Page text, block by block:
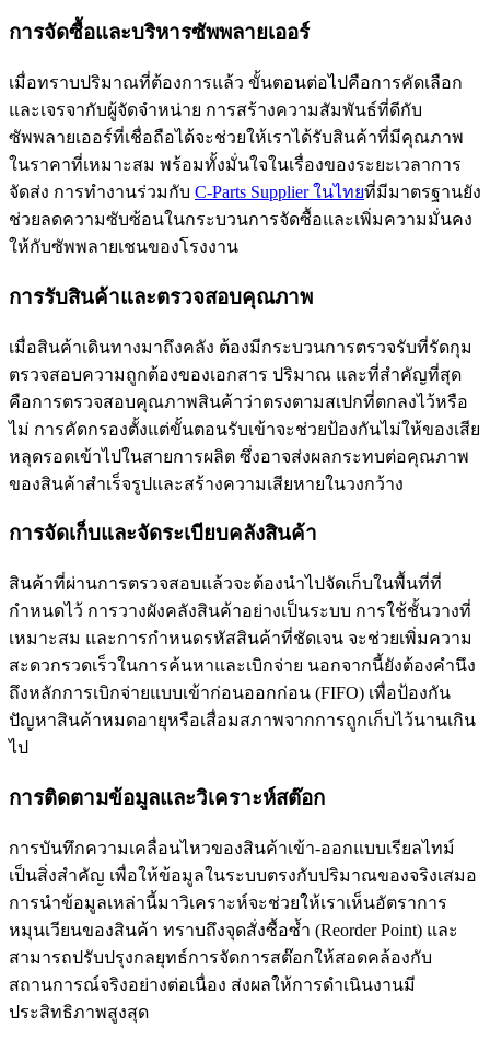
การจัดซื้อและบริหารซัพพลายเออร์
เมื่อทราบปริมาณที่ต้องการแล้ว ขั้นตอนต่อไปคือการคัดเลือก
และเจรจากับผู้จัดจำหน่าย การสร้างความสัมพันธ์ที่ดีกับ
ซัพพลายเออร์ที่เชื่อถือได้จะช่วยให้เราได้รับสินค้าที่มีคุณภาพ
ในราคาที่เหมาะสม พร้อมทั้งมั่นใจในเรื่องของระยะเวลาการ
จัดส่ง การทำงานร่วมกับ C-Parts Supplier ในไทยที่มีมาตรฐานยัง
ช่วยลดความซับซ้อนในกระบวนการจัดซื้อและเพิ่มความมั่นคง
ให้กับซัพพลายเชนของโรงงาน
การรับสินค้าและตรวจสอบคุณภาพ
เมื่อสินค้าเดินทางมาถึงคลัง ต้องมีกระบวนการตรวจรับที่รัดกุม
ตรวจสอบความถูกต้องของเอกสาร ปริมาณ และที่สำคัญที่สุด
คือการตรวจสอบคุณภาพสินค้าว่าตรงตามสเปกที่ตกลงไว้หรือ
ไม่ การคัดกรองตั้งแต่ขั้นตอนรับเข้าจะช่วยป้องกันไม่ให้ของเสีย
หลุดรอดเข้าไปในสายการผลิต ซึ่งอาจส่งผลกระทบต่อคุณภาพ
ของสินค้าสำเร็จรูปและสร้างความเสียหายในวงกว้าง
การจัดเก็บและจัดระเบียบคลังสินค้า
สินค้าที่ผ่านการตรวจสอบแล้วจะต้องนำไปจัดเก็บในพื้นที่ที่
กำหนดไว้ การวางผังคลังสินค้าอย่างเป็นระบบ การใช้ชั้นวางที่
เหมาะสม และการกำหนดรหัสสินค้าที่ชัดเจน จะช่วยเพิ่มความ
สะดวกรวดเร็วในการค้นหาและเบิกจ่าย นอกจากนี้ยังต้องคำนึง
ถึงหลักการเบิกจ่ายแบบเข้าก่อนออกก่อน (FIFO) เพื่อป้องกัน
ปัญหาสินค้าหมดอายุหรือเสื่อมสภาพจากการถูกเก็บไว้นานเกิน
ไป
การติดตามข้อมูลและวิเคราะห์สต๊อก
การบันทึกความเคลื่อนไหวของสินค้าเข้า-ออกแบบเรียลไทม์
เป็นสิ่งสำคัญ เพื่อให้ข้อมูลในระบบตรงกับปริมาณของจริงเสมอ
การนำข้อมูลเหล่านี้มาวิเคราะห์จะช่วยให้เราเห็นอัตราการ
หมุนเวียนของสินค้า ทราบถึงจุดสั่งซื้อซ้ำ (Reorder Point) และ
สามารถปรับปรุงกลยุทธ์การจัดการสต๊อกให้สอดคล้องกับ
สถานการณ์จริงอย่างต่อเนื่อง ส่งผลให้การดำเนินงานมี
ประสิทธิภาพสูงสุด